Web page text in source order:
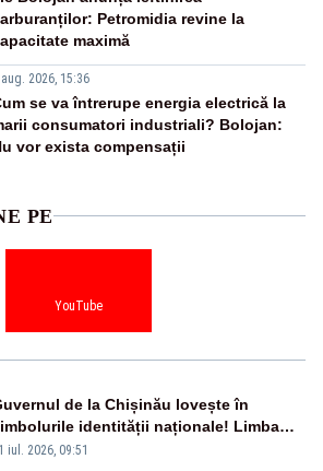
Petromidia revine la
maximă
2026, 15:36
se va întrerupe energia electrică la
consumatori industriali? Bolojan:
vor exista compensații
PE
YouTube
de la Chișinău lovește în
identității naționale! Limba
nu se economisește! Limba
iul. 2026, 09:51